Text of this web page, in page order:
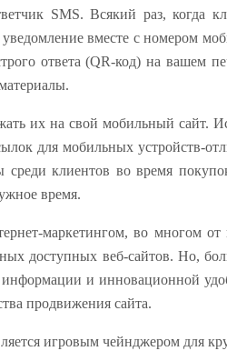
SMS. Всякий раз, когда
вместе с номером
ответа (QR-код) на вашем
их на свой мобильный сайт.
для мобильных устройств-
клиентов во время
время.
маркетингом, во многом от
доступных веб-сайтов. Но,
информации и инновационной
продвижения сайта.
игровым чейнджером для